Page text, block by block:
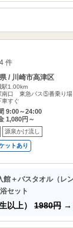
件
/ 川崎市高津区
駅1.00km
南口 東急バス⑤番乗り場
車すぐ
9:00～24:00
1,080円～
源泉かけ流し
ットあり
館＋バスタオル（レ
セット
以上） 1980円 →